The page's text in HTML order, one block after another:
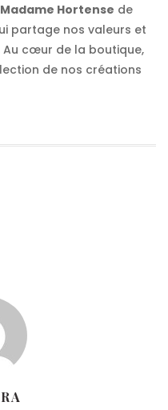
Madame Hortense de
partage nos valeurs et
Au cœur de la boutique,
de nos créations